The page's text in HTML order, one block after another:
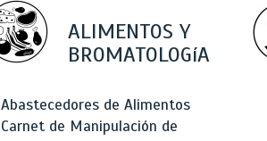
ALIMENTOS Y
BROMATOLOGíA
Abastecedores de Alimentos
Carnet de Manipulación de